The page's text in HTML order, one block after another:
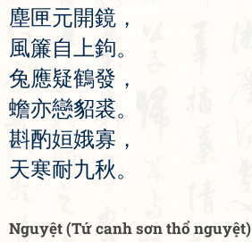
塵匣元開鏡 ，
風簾自 上鉤。
兔應疑鶴發 ，
蟾亦戀貂裘。
斟酌姮娥寡 ，
天寒耐九秋。
Nguyệt (Tứ canh sơn thổ nguyệt)